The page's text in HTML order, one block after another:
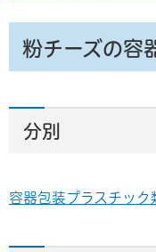
粉チーズの容
分別
容器包装プラスチック